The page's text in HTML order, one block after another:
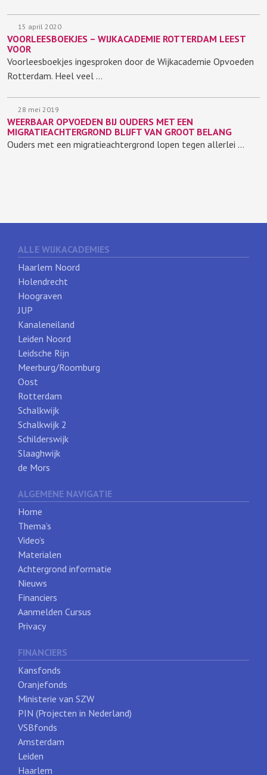
15 april 2020
VOORLEESBOEKJES – WIJKACADEMIE ROTTERDAM LEEST
VOOR
Voorleesboekjes ingesproken door de Wijkacademie Opvoeden
Rotterdam. Heel veel …
28 mei 2019
WEERBAAR OPVOEDEN BIJ OUDERS MET EEN
MIGRATIEACHTERGROND BLIJFT VAN GROOT BELANG
Ouders met een migratieachtergrond lopen tegen allerlei …
ALLE WIJKACADEMIES
Haarlem Noord
Holendrecht
Hoograven
JUP
Kanaleneiland
Leiden Noord
Leidsche Rijn
Meerburg/Roomburg
Oost
Rotterdam
Schalkwijk
Schalkwijk 2
Schilderswijk
Slaaghwijk
de Mors
ALGEMENE NAVIGATIE
Home
Thema’s
Video’s
Materialen
Achtergrond informatie
Nieuws
Financiers
Aanmelden Cursus
Privacy
FINANCIERS
Kansfonds
Oranjefonds
Ministerie van SZW
PIN (Projecten in Nederland)
VSBfonds
Amsterdam
Leiden
Haarlem